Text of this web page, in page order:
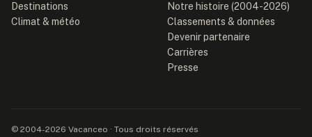
Destinations
Climat & météo
Notre histoire (2004-2026)
Classements & données
Devenir partenaire
Carrières
Presse
© 2004-2026 Vacanceo · Tous droits réservés